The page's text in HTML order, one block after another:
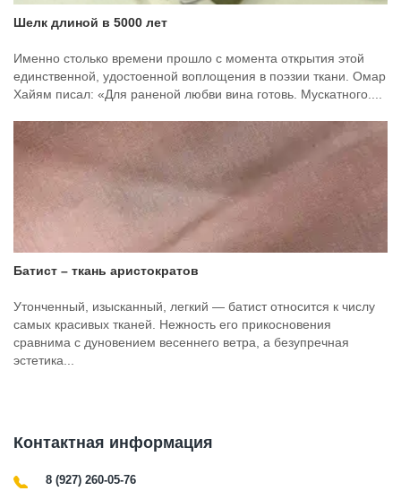
Шелк длиной в 5000 лет
Именно столько времени прошло с момента открытия этой
единственной, удостоенной воплощения в поэзии ткани. Омар
Хайям писал: «Для раненой любви вина готовь. Мускатного....
Батист – ткань аристократов
Утонченный, изысканный, легкий — батист относится к числу
самых красивых тканей. Нежность его прикосновения
сравнима с дуновением весеннего ветра, а безупречная
эстетика...
Контактная информация
8 (927) 260-05-76